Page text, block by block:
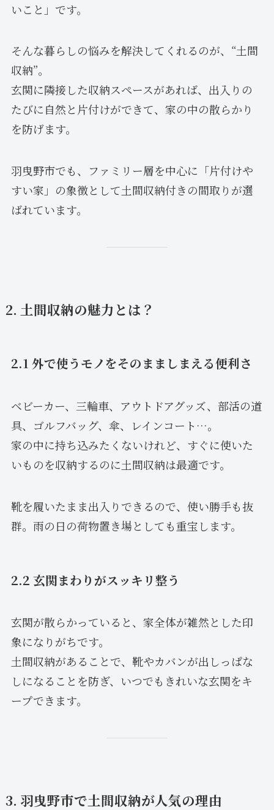
いこと」です。
そんな暮らしの悩みを解決してくれるのが、“土間
収納”。
玄関に隣接した収納スペースがあれば、出入りの
たびに自然と片付けができて、家の中の散らかり
を防げます。
羽曳野市でも、ファミリー層を中心に「片付けや
すい家」の象徴として土間収納付きの間取りが選
ばれています。
2. 土間収納の魅力とは？
2.1 外で使うモノをそのまましまえる便利さ
ベビーカー、三輪車、アウトドアグッズ、部活の道
具、ゴルフバッグ、傘、レインコート…。
家の中に持ち込みたくないけれど、すぐに使いた
いものを収納するのに土間収納は最適です。
靴を履いたまま出入りできるので、使い勝手も抜
群。雨の日の荷物置き場としても重宝します。
2.2 玄関まわりがスッキリ整う
玄関が散らかっていると、家全体が雑然とした印
象になりがちです。
土間収納があることで、靴やカバンが出しっぱな
しになることを防ぎ、いつでもきれいな玄関をキ
ープできます。
3. 羽曳野市で土間収納が人気の理由